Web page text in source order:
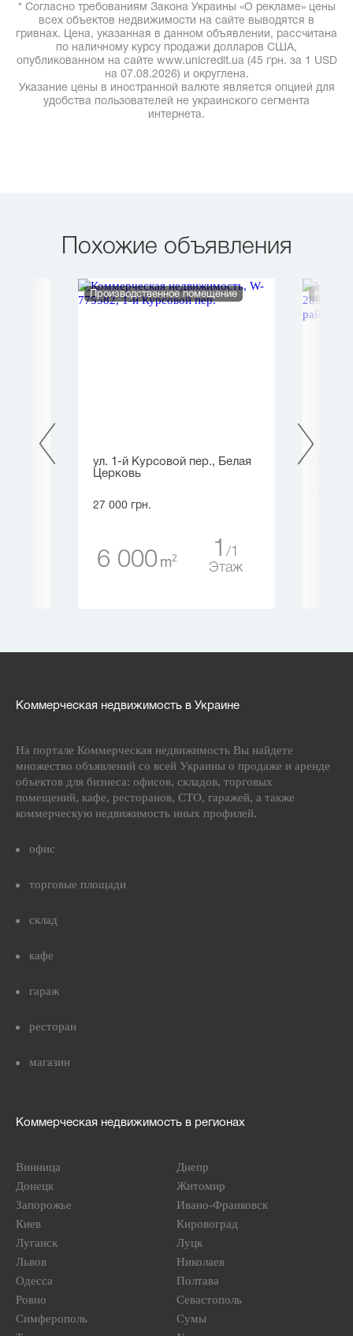
* Согласно требованиям Закона Украины «О рекламе» цены
всех объектов недвижимости на сайте выводятся в
гривнах. Цена, указанная в данном объявлении, рассчитана
по наличному курсу продажи долларов США,
опубликованном на сайте www.unicredit.ua (45 грн. за 1 USD
на 07.08.2026) и округлена.
Указание цены в иностранной валюте является опцией для
удобства пользователей не украинского сегмента
интернета.
Похожие объявления
Производственное помещение
ул. 1-й Курсовой пер., Белая
Церковь
27 000 грн.
6 000 m2 1
1
Этаж
Коммерческая недвижимость в Украине
На портале Коммерческая недвижимость Вы найдете
множество объявлений со всей Украины о продаже и аренде
объектов для бизнеса: офисов, складов, торговых
помещений, кафе, ресторанов, СТО, гаражей, а также
коммерческую недвижимость иных профилей.
офис
торговые площади
склад
кафе
гараж
ресторан
магазин
Коммерческая недвижимость в регионах
Винница
Днепр
Донецк
Житомир
Запорожье
Ивано-Франковск
Киев
Кировоград
Луганск
Луцк
Львов
Николаев
Одесса
Полтава
Ровно
Севастополь
Симферополь
Сумы